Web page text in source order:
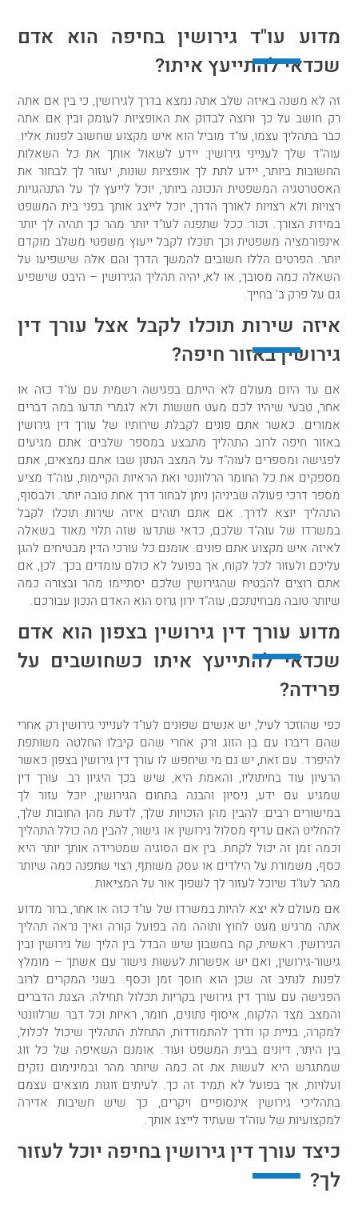
מדוע עו"ד גירושין בחיפה הוא אדם
שכדאי להתייעץ איתו?
זה לא משנה באיזה שלב אתה נמצא בדרך לגירושין, כי בין אם אתה
רק חושב על כך ורוצה לבדוק את האופציות לעומק ובין אם אתה
כבר בתהליך עצמו, עו"ד מוביל הוא איש מקצוע שחשוב לפנות אליו.
עוה"ד שלך לענייני גירושין: יידע לשאול אותך את כל השאלות
החשובות ביותר, יידע לתת לך אופציות שונות, יעזור לך לבחור את
האסטרטגיה המשפטית הנכונה ביותר, יוכל לייעץ לך על התנהגויות
רצויות ולא רצויות לאורך הדרך, יוכל לייצג אותך בפני בית המשפט
במידת הצורך. זכור: ככל שתפנה לעו"ד יותר מהר כך תהיה לך יותר
אינפורמציה משפטית וכך תוכלו לקבל ייעוץ משפטי משלב מוקדם
יותר. הפרטים הללו חשובים להמשך הדרך והם אלה שישפיעו על
השאלה כמה מסובך, או לא, יהיה תהליך הגירושין – היבט שישפיע
גם על פרק ב' בחייך.
איזה שירות תוכלו לקבל אצל עורך דין
גירושין באזור חיפה?
אם עד היום מעולם לא הייתם בפגישה רשמית עם עו"ד כזה או
אחר, טבעי שיהיו לכם מעט חששות ולא לגמרי תדעו במה דברים
אמורים. כאשר אתם פונים לקבלת שירותיו של עורך דין גירושין
באזור חיפה לרוב התהליך מתבצע במספר שלבים: אתם מגיעים
לפגישה ומספרים לעוה"ד על המצב הנתון שבו אתם נמצאים, אתם
מספקים את כל החומר הרלוונטי ואת הראיות הקיימות, עוה"ד מציע
מספר דרכי פעולה שביניהן ניתן לבחור דרך אחת טובה יותר. ולבסוף,
התהליך יוצא לדרך. אם אתם תוהים איזה שירות תוכלו לקבל
במשרדו של עוה"ד שלכם, כדאי שתדעו שזה תלוי מאוד בשאלה
לאיזה איש מקצוע אתם פונים. אומנם כל עורכי הדין מבטיחים להגן
עליכם ולעזור לכל לקוח, אך בפועל לא כולם עומדים בכך. לכן, אם
אתם רוצים להבטיח שהגירושין שלכם יסתיימו מהר ובצורה כמה
שיותר טובה מבחינתכם, עוה"ד ירון גרוס הוא האדם הנכון עבורכם.
מדוע עורך דין גירושין בצפון הוא אדם
שכדאי להתייעץ איתו כשחושבים על
פרידה?
כפי שהוזכר לעיל, יש אנשים שפונים לעו"ד לענייני גירושין רק אחרי
שהם דיברו עם בן הזוג ורק אחרי שהם קיבלו החלטה משותפת
להיפרד. עם זאת, יש גם מי שיחפש לו עורך דין גירושין בצפון כאשר
הרעיון עוד בחיתוליו, והאמת היא, שיש בכך היגיון רב. עורך דין
שמגיע עם ידע, ניסיון והבנה בתחום הגירושין, יוכל עזור לך
במישורים רבים: להבין מהן הזכויות שלך, לדעת מהן החובות שלך,
להחליט האם עדיף מסלול גירושין או גישור, להבין מה כולל התהליך
וכמה זמן זה יכול לקחת. בין אם הסוגיה שמטרידה אותך יותר היא
כסף, משמורת על הילדים או עסק משותף, רצוי שתפנה כמה שיותר
מהר לעו"ד שיוכל לעזור לך לשפוך אור על המציאות.
אם מעולם לא יצא להיות במשרדו של עו"ד כזה או אחר, ברור מדוע
אתה מרגיש מעט לחוץ ותוהה מה בפועל קורה ואיך נראה תהליך
הגירושין. ראשית, קח בחשבון שיש הבדל בין הליך של גירושין ובין
גישור-גירושין, ואם יש אפשרות לעשות גישור עם אשתך – מומלץ
לפנות לנתיב זה שכן הוא חוסך זמן וכסף. בשני המקרים לרוב
הפגישה עם עורך דין גירושין בקריות תכלול תחילה: הצגת הדברים
והמצב מצד הלקוח, איסוף נתונים, חומר, ראיות וכל דבר שרלוונטי
למקרה, בניית קו ודרך להתמודדות, התחלת התהליך שיכול לכלול,
בין היתר, דיונים בבית המשפט ועוד. אומנם השאיפה של כל זוג
שמתגרש היא לעשות את זה כמה שיותר מהר ובמינימום נזקים
ועלויות, אך בפועל לא תמיד זה כך. לעיתים זוגות מוצאים עצמם
בתהליכי גירושין אינסופיים ויקרים, כך שיש חשיבות אדירה
למקצועיות של עוה"ד שעתיד לייצג אותך.
כיצד עורך דין גירושין בחיפה יוכל לעזור
לך?